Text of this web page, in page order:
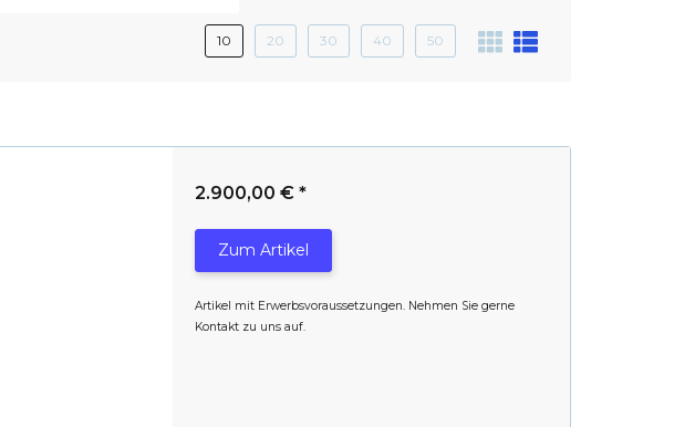
10 20 30 40 50
2.900,00 € *
Zum Artikel
Artikel mit Erwerbsvoraussetzungen. Nehmen Sie gerne
Kontakt zu uns auf.